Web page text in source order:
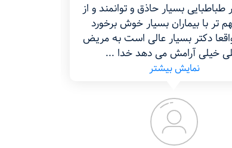
دکتر ، مهربان حاذق، خدا ازش راضی
سیده است، در پناه خدا باشد، استان
ایلام